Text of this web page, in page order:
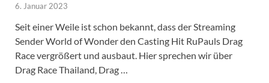
6. Januar 2023
Seit einer Weile ist schon bekannt, dass der Streaming
Sender World of Wonder den Casting Hit RuPauls Drag
Race vergrößert und ausbaut. Hier sprechen wir über
Drag Race Thailand, Drag …